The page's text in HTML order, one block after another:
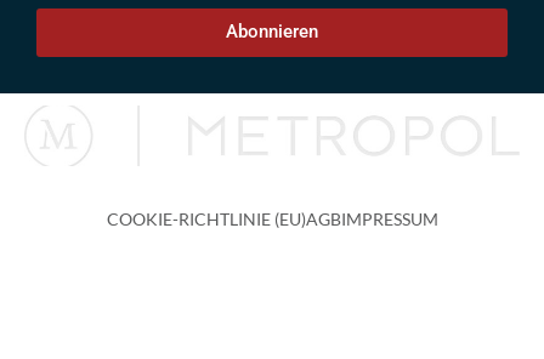
Abonnieren
COOKIE-RICHTLINIE (EU)AGBIMPRESSUM